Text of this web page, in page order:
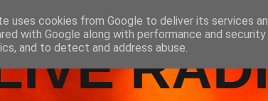
uses cookies from Google to deliver its services
with Google along with performance and
and to detect and address abuse.